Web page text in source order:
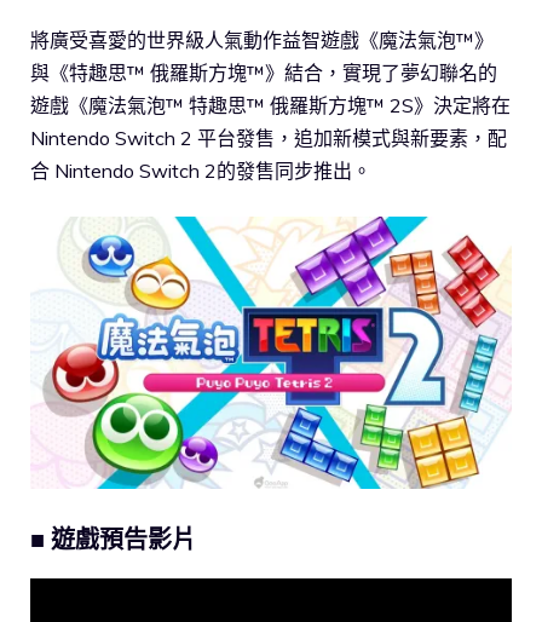
將廣受喜愛的世界級人氣動作益智遊戲《魔法氣泡™》
與《特趣思™ 俄羅斯方塊™》結合，實現了夢幻聯名的
遊戲《魔法氣泡™ 特趣思™ 俄羅斯方塊™ 2S》決定將在
Nintendo Switch 2 平台發售，追加新模式與新要素，配
合 Nintendo Switch 2的發售同步推出。
■ 遊戲預告影片